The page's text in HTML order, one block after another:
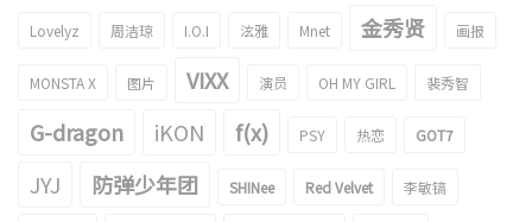
Lovelyz 周洁琼 I.O.I 泫雅 Mnet 金秀贤 画报
MONSTA X 图片 VIXX 演员 OH MY GIRL 裴秀智
G-dragon iKON f(x) PSY 热恋 GOT7
JYJ 防弹少年团 SHINee Red Velvet 李敏镐